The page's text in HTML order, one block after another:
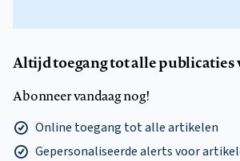
Altijd toegang tot alle publicaties
Abonneer vandaag nog!
Online toegang tot alle artikelen
Gepersonaliseerde alerts voor